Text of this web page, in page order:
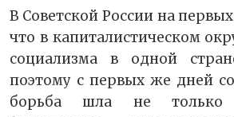
В Советской России на
что в капиталистическом
социализма в одной
поэтому с первых же дней
борьба шла не только